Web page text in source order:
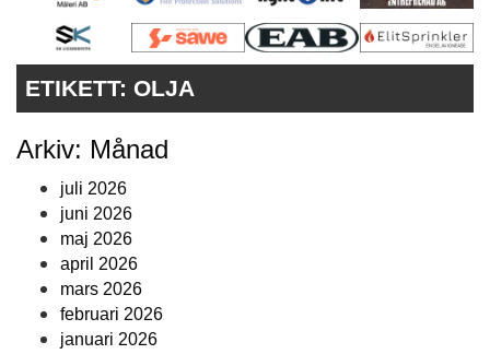
VÅRA ANDRA MAGASIN
ANNONSERA
ETIKETT: OLJA
Arkiv: Månad
juli 2026
juni 2026
maj 2026
april 2026
mars 2026
februari 2026
januari 2026